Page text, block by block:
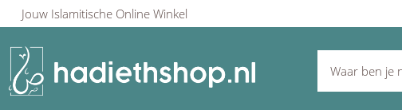
Jouw Islamitische Online Winkel